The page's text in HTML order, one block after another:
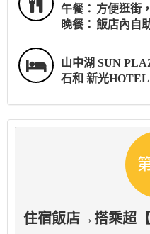
午餐： 方便逛街
晚餐： 飯店內自
山中湖 SUN
石和 新光
住宿飯店→搭乘超